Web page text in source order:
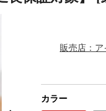
販売店：
カラー